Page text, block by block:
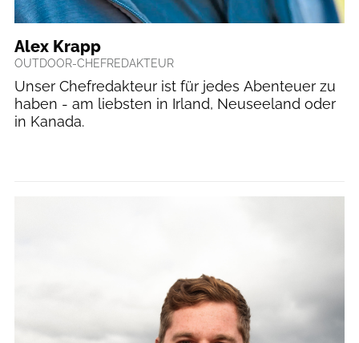
Alex Krapp
OUTDOOR-CHEFREDAKTEUR
Unser Chefredakteur ist für jedes Abenteuer zu
haben - am liebsten in Irland, Neuseeland oder
in Kanada.